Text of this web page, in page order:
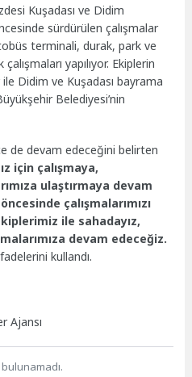
Kuşadası ve Didim
sürdürülen çalışmalar
terminali, durak, park ve
yapılıyor. Ekiplerin
Didim ve Kuşadası bayrama
Belediyesi’nin
de devam edeceğini belirten
için çalışmaya,
ulaştırmaya devam
çalışmalarımızı
ile sahadayız,
devam edeceğiz.
kullandı.
Ajansı